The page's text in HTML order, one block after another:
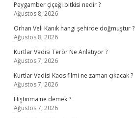
Peygamber çiçeği bitkisi nedir ?
Ağustos 8, 2026
Orhan Veli Kanık hangi şehirde doğmuştur ?
Ağustos 8, 2026
Kurtlar Vadisi Terör Ne Anlatıyor ?
Ağustos 7, 2026
Kurtlar Vadisi Kaos filmi ne zaman çıkacak ?
Ağustos 7, 2026
Hıştınma ne demek ?
Ağustos 7, 2026